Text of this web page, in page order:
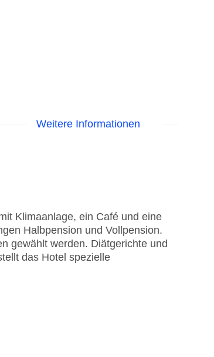
Liegen am Pool
Weitere Informationen
Klimaanlage, ein Café und eine
Halbpension und Vollpension.
gewählt werden. Diätgerichte und
das Hotel spezielle